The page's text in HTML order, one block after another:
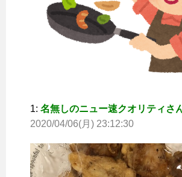
1: 名無しのニュー速クオリティさ
2020/04/06(月) 23:12:30